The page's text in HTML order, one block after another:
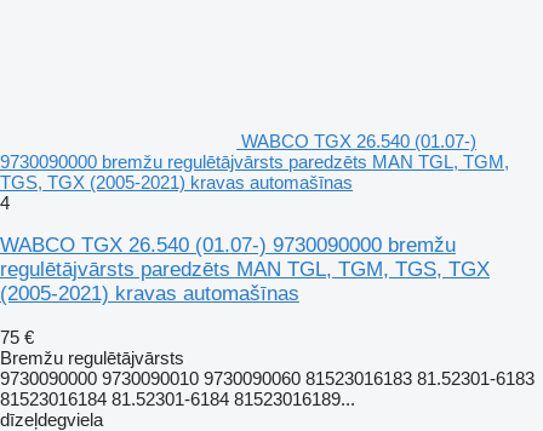
WABCO TGX 26.540 (01.07-)
9730090000 bremžu regulētājvārsts paredzēts MAN TGL, TGM,
TGS, TGX (2005-2021) kravas automašīnas
4
WABCO TGX 26.540 (01.07-) 9730090000 bremžu
regulētājvārsts paredzēts MAN TGL, TGM, TGS, TGX
(2005-2021) kravas automašīnas
75 €
Bremžu regulētājvārsts
9730090000 9730090010 9730090060 81523016183 81.52301-6183
81523016184 81.52301-6184 81523016189...
dīzeļdegviela